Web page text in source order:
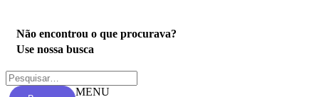
Não encontrou o que procurava?
Use nossa busca
MENU